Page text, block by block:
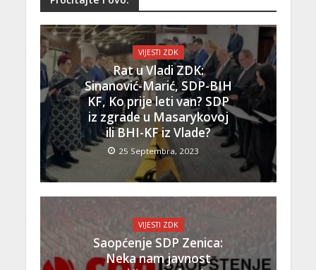
VIJESTI ZDK
Rat u Vladi ZDK:
Sinanović-Marić, SDP-BIH
KF, Ko prije leti van? SDP
iz zgrade u Masarykovoj
ili BHI-KF iz Vlade?
25 Septembra, 2023
VIJESTI ZDK
Saopćenje SDP Zenica:
Neka nam javnost